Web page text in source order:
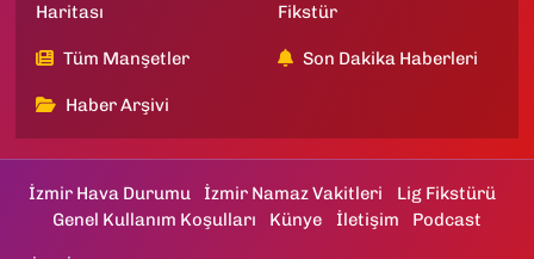
Haritası
Fikstür
Tüm Manşetler Son Dakika Haberleri
Haber Arşivi
İzmir Hava Durumu İzmir Namaz Vakitleri
Lig Fikstürü
Genel Kullanım Koşulları
Künye İletişim Podcast